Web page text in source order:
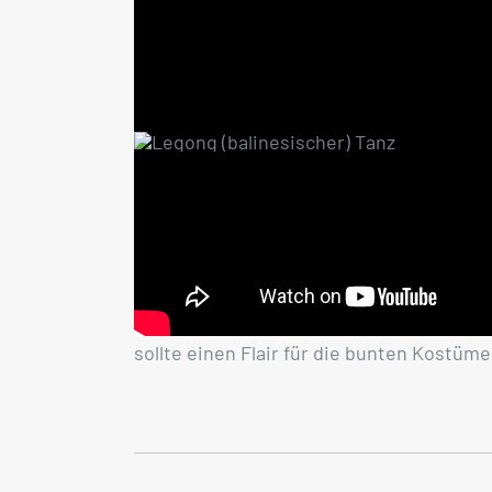
Da Legong eine sehr komplexe
sollte einen Flair für die bunten